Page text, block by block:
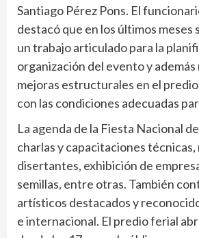
Santiago Pérez Pons. El
destacó que en los últimos meses
un trabajo articulado para la
organización del evento y
mejoras estructurales en el
con las condiciones adecuadas
La agenda de la Fiesta Nacional
charlas y capacitaciones
disertantes, exhibición de
semillas, entre otras. También
artísticos destacados y
e internacional. El predio ferial